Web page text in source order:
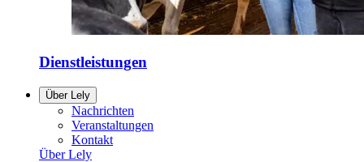
Dienstleistungen
Über Lely
Nachrichten
Veranstaltungen
Kontakt
Über Lely